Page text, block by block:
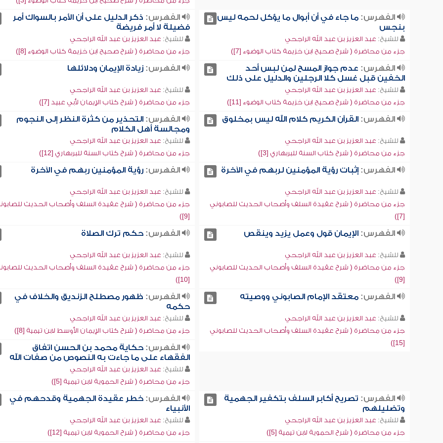
الفهرس:ما جاء في أن أبوال ما يؤكل لحمه ليس
بنجس
للشيخ: عبد العزيز بن عبد الله الراجحي
جزء من محاضرة ( شرح صحيح ابن خزيمة كتاب الوضوء [7])
الفهرس: ذكر الدليل على أن الأمر بالسواك أمر
فضيلة لا أمر فريضة
للشيخ: عبد العزيز بن عبد الله الراجحي
جزء من محاضرة ( شرح صحيح ابن خزيمة كتاب الوضوء [8])
الفهرس: عدم جواز المسح لمن لبس أحد
الخفين قبل غسل كلا الرجلين والدليل على ذلك
للشيخ: عبد العزيز بن عبد الله الراجحي
جزء من محاضرة ( شرح صحيح ابن خزيمة كتاب الوضوء [11])
الفهرس: زيادة الإيمان ودلائلها
للشيخ: عبد العزيز بن عبد الله الراجحي
جزء من محاضرة ( شرح كتاب الإيمان لأبي عبيد [7])
الفهرس:القرآن الكريم كلام الله ليس بمخلوق
للشيخ: عبد العزيز بن عبد الله الراجحي
جزء من محاضرة ( شرح كتاب السنة للبربهاري [3])
الفهرس: التحذير من كثرة النظر إلى النجوم
ومجالسة أهل الكلام
للشيخ: عبد العزيز بن عبد الله الراجحي
جزء من محاضرة ( شرح كتاب السنة للبربهاري [12])
الفهرس:إثبات رؤية المؤمنين لربهم في الآخرة
للشيخ: عبد العزيز بن عبد الله الراجحي
جزء من محاضرة ( شرح عقيدة السلف وأصحاب الحديث للصابوني
[7])
الفهرس: رؤية المؤمنين ربهم في الآخرة
للشيخ: عبد العزيز بن عبد الله الراجحي
جزء من محاضرة ( شرح عقيدة السلف وأصحاب الحديث
[9])
الفهرس:الإيمان قول وعمل يزيد وينقص
للشيخ: عبد العزيز بن عبد الله الراجحي
جزء من محاضرة ( شرح عقيدة السلف وأصحاب الحديث للصابوني
[9])
الفهرس: حكم ترك الصلاة
للشيخ: عبد العزيز بن عبد الله الراجحي
جزء من محاضرة ( شرح عقيدة السلف وأصحاب الحديث
[10])
الفهرس:معتقد الإمام الصابوني ووصيته
للشيخ: عبد العزيز بن عبد الله الراجحي
جزء من محاضرة ( شرح عقيدة السلف وأصحاب الحديث للصابوني
[15])
الفهرس: ظهور مصطلح الزنديق والخلاف في
حكمه
للشيخ: عبد العزيز بن عبد الله الراجحي
جزء من محاضرة ( شرح كتاب الإيمان الأوسط لابن تيمية [8])
الفهرس: حكاية محمد بن الحسن اتفاق
الفقهاء على ما جاءت به النصوص من صفات الله
للشيخ: عبد العزيز بن عبد الله الراجحي
جزء من محاضرة ( شرح الحموية لابن تيمية [5])
الفهرس: تصريح أكابر السلف بتكفير الجهمية
وتضليلهم
للشيخ: عبد العزيز بن عبد الله الراجحي
جزء من محاضرة ( شرح الحموية لابن تيمية [5])
الفهرس: خطر عقيدة الجهمية وقدحهم في
الأنبياء
للشيخ: عبد العزيز بن عبد الله الراجحي
جزء من محاضرة ( شرح الحموية لابن تيمية [12])